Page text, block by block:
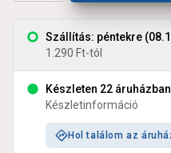
Szállítás: péntekre
1.290 Ft-tól
Készleten 22 áruházban
Készletinformáció
Hol találom az